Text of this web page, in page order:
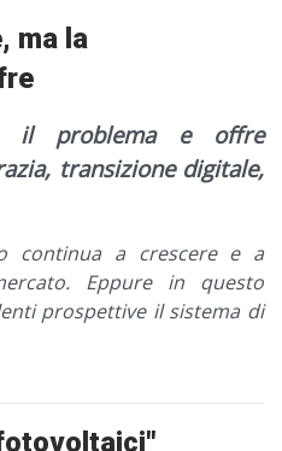
ma la
il problema e offre
transizione digitale,
continua a crescere e a
Eppure in questo
prospettive il sistema di